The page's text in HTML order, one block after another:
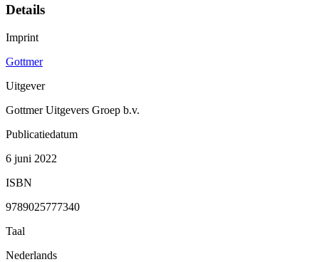
Details
Imprint
Gottmer
Uitgever
Gottmer Uitgevers Groep b.v.
Publicatiedatum
6 juni 2022
ISBN
9789025777340
Taal
Nederlands